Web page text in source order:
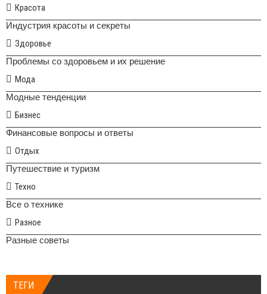
Красота
Индустрия красоты и секреты
Здоровье
Проблемы со здоровьем и их решение
Мода
Модные тенденции
Бизнес
Финансовые вопросы и ответы
Отдых
Путешествие и туризм
Техно
Все о технике
Разное
Разные советы
ТЕГИ